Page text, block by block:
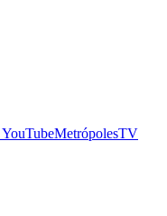
YouTubeMetrópolesTV